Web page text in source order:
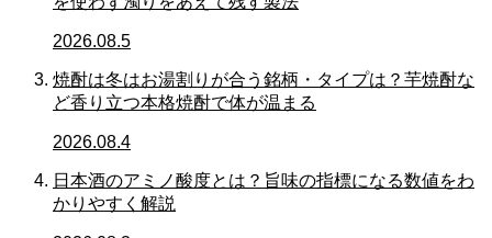
2026.08.5
焼酎は冬はお湯割りが合う銘柄・タイプは？芋焼酎な
ど香り立つ本格焼酎で体が温まる
2026.08.4
日本酒のアミノ酸度とは？旨味の指標になる数値をわ
かりやすく解説